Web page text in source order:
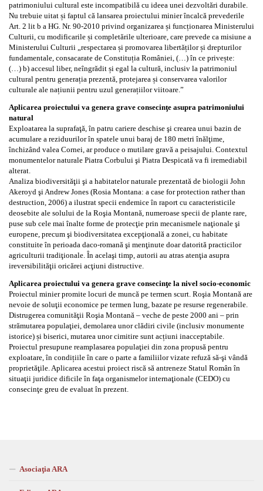
patrimoniului cultural este incompatibilă cu ideea unei dezvoltări durabile.
Nu trebuie uitat și faptul că lansarea proiectului minier încalcă prevederile
Art. 2 lit b a HG. Nr. 90-2010 privind organizarea și funcționarea Ministerului
Culturii, cu modificarile și completările ulterioare, care prevede ca misiune a
Ministerului Culturii „respectarea și promovarea libertăților și drepturilor
fundamentale, consacarate de Constituția României, (…) în ce privește:
(…) b) accesul liber, neîngrădit și egal la cultură, inclusiv la patrimoniul
cultural pentru generația prezentă, protejarea și conservarea valorilor
culturale ale națiunii pentru uzul generațiilor viitoare.”
Aplicarea proiectului va genera grave consecinţe asupra patrimoniului
natural
Exploatarea la suprafaţă, în patru cariere deschise şi crearea unui bazin de
acumulare a reziduurilor în spatele unui baraj de 180 metri înălţime,
închizând valea Cornei, ar produce o mutilare gravă a peisajului. Contextul
monumentelor naturale Piatra Corbului şi Piatra Despicată va fi iremediabil
alterat.
Analiza biodiversităţii şi a habitatelor naturale prezentată de biologii John
Akeroyd şi Andrew Jones (Rosia Montana: a case for protection rather than
destruction, 2006) a ilustrat specii endemice în raport cu caracteristicile
deosebite ale solului de la Roşia Montană, numeroase specii de plante rare,
puse sub cele mai înalte forme de protecţie prin mecanismele naţionale şi
europene, precum şi biodiversitatea excepţională a zonei, cu habitate
constituite în perioada daco-romană şi menţinute doar datorită practicilor
agriculturii tradiţionale. În acelaşi timp, autorii au atras atenţia asupra
ireversibilităţii oricărei acţiuni distructive.
Aplicarea proiectului va genera grave consecinţe la nivel socio-economic
Proiectul minier promite locuri de muncă pe termen scurt. Roşia Montană are
nevoie de soluţii economice pe termen lung, bazate pe resurse regenerabile.
Distrugerea comunităţii Roşia Montană – veche de peste 2000 ani – prin
strămutarea populaţiei, demolarea unor clădiri civile (inclusiv monumente
istorice) și biserici, mutarea unor cimitire sunt acțiuni inacceptabile.
Proiectul presupune reamplasarea populaţiei din zona propusă pentru
exploatare, în condițiile în care o parte a familiilor vizate refuză să-şi vândă
proprietăţile. Aplicarea acestui proiect riscă să antreneze Statul Român în
situaţii juridice dificile în faţa organismelor internaţionale (CEDO) cu
consecinţe greu de evaluat în prezent.
Asociaţia ARA